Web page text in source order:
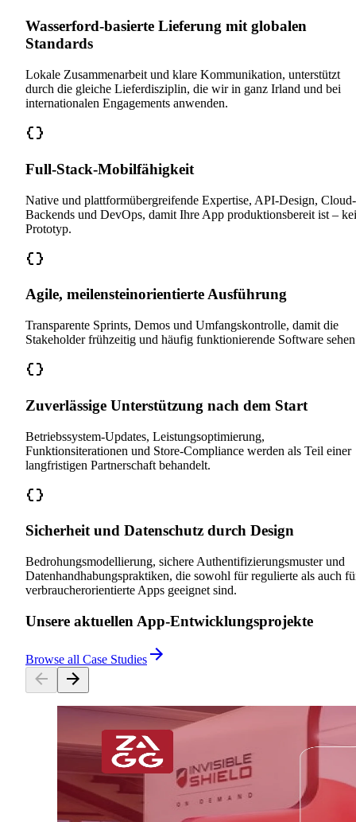
Wasserford-basierte Lieferung mit globalen
Standards
Lokale Zusammenarbeit und klare Kommunikation, unterstützt
durch die gleiche Lieferdisziplin, die wir in ganz Irland und bei
internationalen Engagements anwenden.
Full-Stack-Mobilfähigkeit
Native und plattformübergreifende Expertise, API-Design, Cloud-
Backends und DevOps, damit Ihre App produktionsbereit ist –
Prototyp.
Agile, meilensteinorientierte Ausführung
Transparente Sprints, Demos und Umfangskontrolle, damit die
Stakeholder frühzeitig und häufig funktionierende Software
Zuverlässige Unterstützung nach dem Start
Betriebssystem-Updates, Leistungsoptimierung,
Funktionsiterationen und Store-Compliance werden als Teil einer
langfristigen Partnerschaft behandelt.
Sicherheit und Datenschutz durch Design
Bedrohungsmodellierung, sichere Authentifizierungsmuster und
Datenhandhabungspraktiken, die sowohl für regulierte als auch
verbraucherorientierte Apps geeignet sind.
Unsere aktuellen App-Entwicklungsprojekte
Browse all Case Studies